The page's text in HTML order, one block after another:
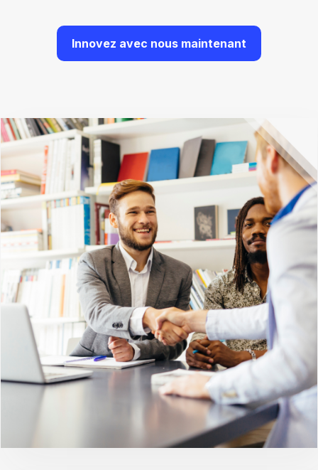
Innovez avec nous maintenant